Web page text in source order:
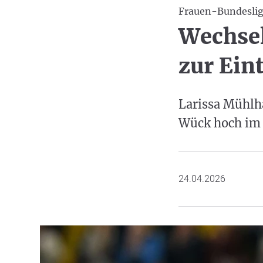
Frauen-
zur
Larissa
Wück hoch
24.04.2026